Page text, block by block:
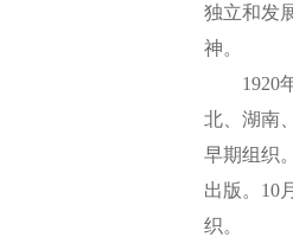
独立和发
神。
1920年3
北、湖南
早期组织
出版。10
织。